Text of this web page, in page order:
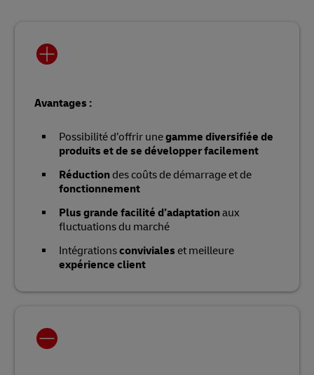
Avantages :
Possibilité d’offrir unegamme diversifiée de
produits et de se développer facilement
Réduction des coûts de démarrage et de
fonctionnement
Plus grande facilité d’adaptationaux
fluctuations du marché
Intégrationsconviviales et meilleure
expérience client